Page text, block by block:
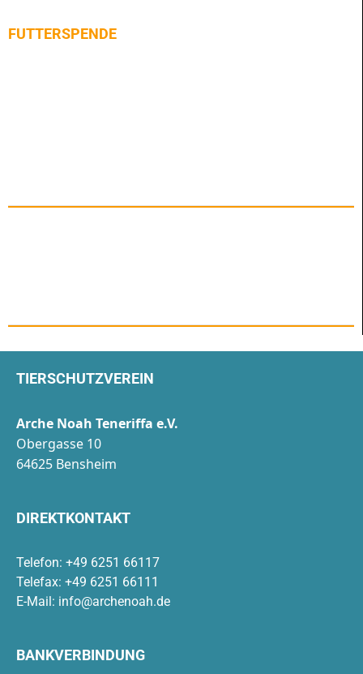
FUTTERSPENDE
TIERSCHUTZVEREIN
Arche Noah Teneriffa e.V.
Obergasse 10
64625 Bensheim
DIREKTKONTAKT
Telefon: +49 6251 66117
Telefax: +49 6251 66111
E-Mail: info@archenoah.de
BANKVERBINDUNG